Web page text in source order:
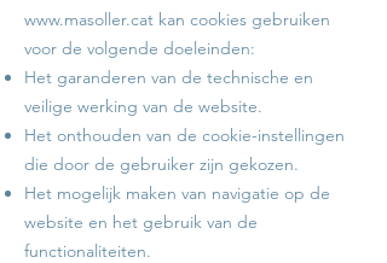
www.masoller.cat kan cookies gebruiken
voor de volgende doeleinden:
Het garanderen van de technische en
veilige werking van de website.
Het onthouden van de cookie-instellingen
die door de gebruiker zijn gekozen.
Het mogelijk maken van navigatie op de
website en het gebruik van de
functionaliteiten.